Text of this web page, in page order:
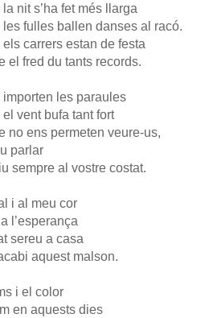
nit s’ha fet més llarga
les fulles ballen danses al racó.
carrers estan de festa
el fred du tants records.
importen les paraules
vent bufa tant fort
no ens permeten veure-us,
parlar
sempre al vostre costat.
i al meu cor
l’esperança
sereu a casa
aquest malson.
i el color
en aquests dies